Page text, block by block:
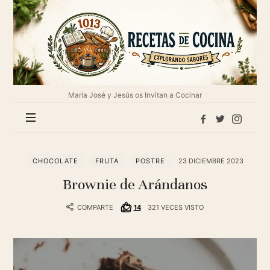
1013
Recetas
de
cocina
María José y Jesús os Invitan a Cocinar
CHOCOLATE FRUTA POSTRE 23 DICIEMBRE 2023
Brownie de Arándanos
COMPARTE 14 321 VECES VISTO